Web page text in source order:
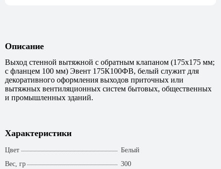
Описание
Выход стенной вытяжной с обратным клапаном (175x175 мм;
с фланцем 100 мм) Эвент 175К100ФВ, белый служит для
декоративного оформления выходов приточных или
вытяжных вентиляционных систем бытовых, общественных
и промышленных зданий.
Характеристики
Цвет
Белый
Вес, гр
300